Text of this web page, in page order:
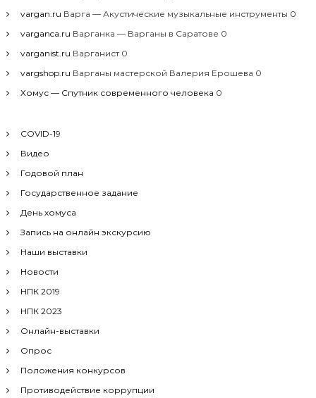
vargan.ru Варга — Акустические музыкальные инструменты 0
varganca.ru Варганка — Варганы в Саратове 0
varganist.ru Варганист 0
vargshop.ru Варганы мастерской Валерия Ерошева 0
Хомус — Спутник современного человека 0
COVID-19
Видео
Годовой план
Государственное задание
День хомуса
Запись на онлайн экскурсию
Наши выставки
Новости
НПК 2019
НПК 2023
Онлайн-выставки
Опрос
Положения конкурсов
Противодействие коррупции